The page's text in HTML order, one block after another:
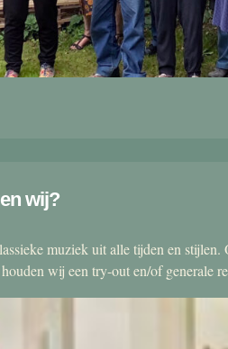
wij?
muziek uit alle tijden en stijlen.
wij een try-out en/of generale